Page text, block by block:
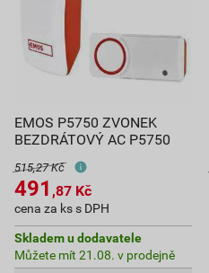
EMOS P5750 ZVONEK
BEZDRÁTOVÝ AC P5750
515,27 Kč
491 ,87 Kč
cena za ks s DPH
Skladem u dodavatele
Můžete mít 21.08. v prodejně